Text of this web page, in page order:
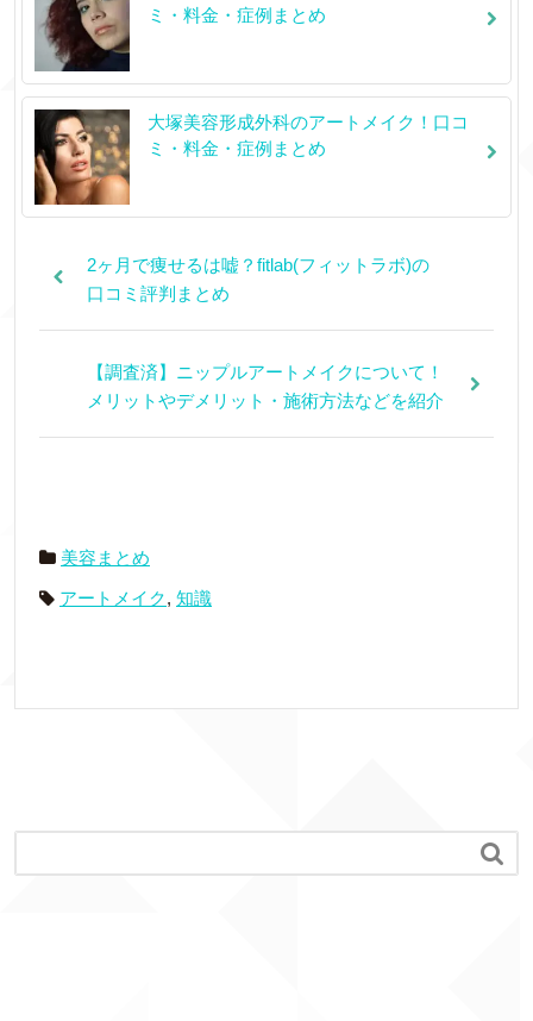
ミ・料金・症例まとめ
大塚美容形成外科のアートメイク！口コ
ミ・料金・症例まとめ
2ヶ月で痩せるは嘘？fitlab(フィットラボ)の
口コミ評判まとめ
【調査済】ニップルアートメイクについて！
メリットやデメリット・施術方法などを紹介
美容まとめ
アートメイク, 知識
